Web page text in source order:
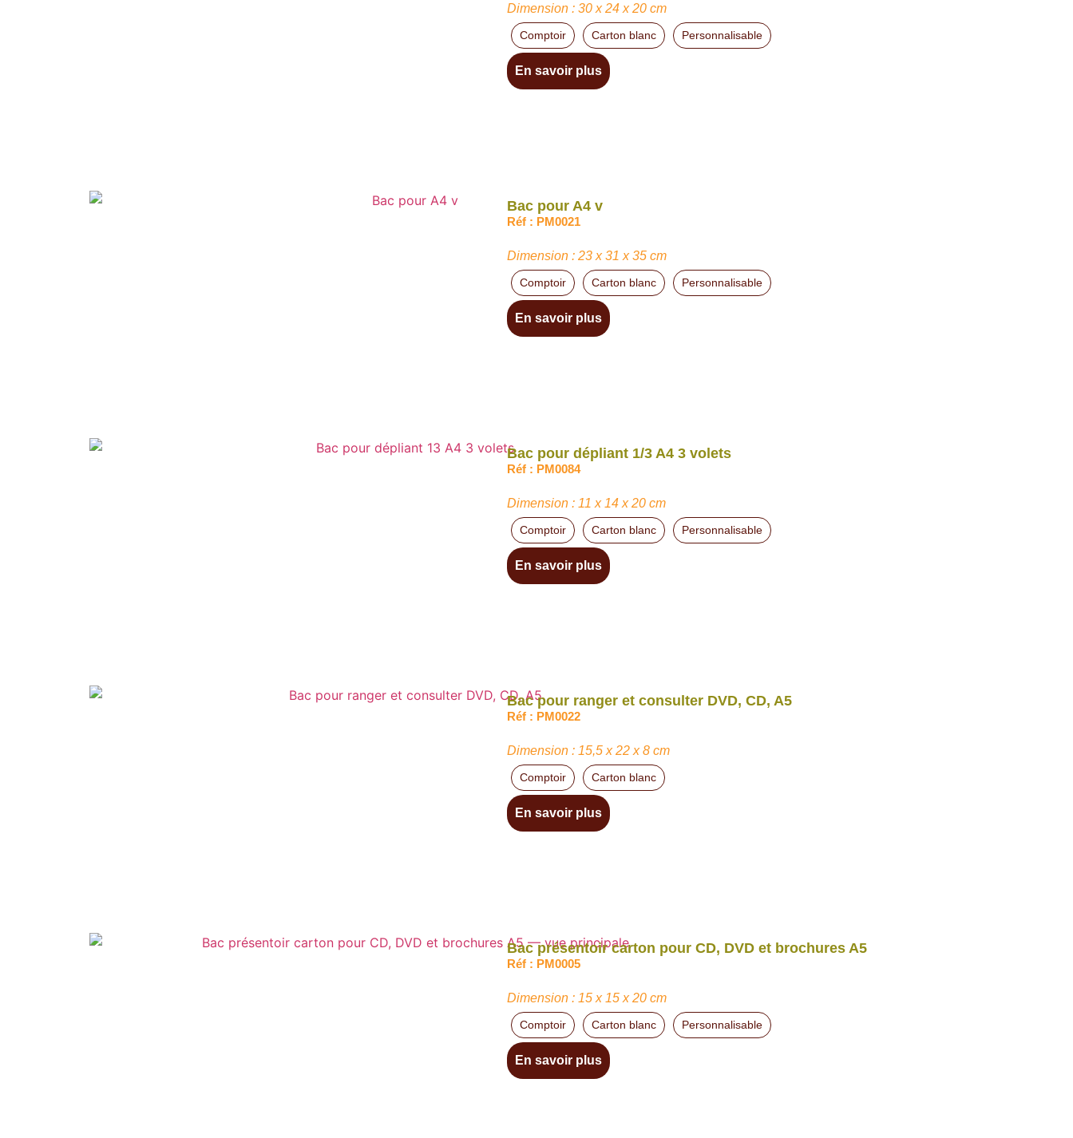
En savoir plus
Comptoir Carton blanc Personnalisable
Dimension : 30 x 24 x 20 cm
Bac pour A4 v
Réf : PM0021
En savoir plus
Comptoir Carton blanc Personnalisable
Dimension : 23 x 31 x 35 cm
Bac pour dépliant 1/3 A4 3 volets
Réf : PM0084
En savoir plus
Comptoir Carton blanc Personnalisable
Dimension : 11 x 14 x 20 cm
Bac pour ranger et consulter DVD, CD, A5
Réf : PM0022
En savoir plus
Comptoir Carton blanc
Dimension : 15,5 x 22 x 8 cm
Bac présentoir carton pour CD, DVD et brochures A5
Réf : PM0005
En savoir plus
Comptoir Carton blanc Personnalisable
Dimension : 15 x 15 x 20 cm